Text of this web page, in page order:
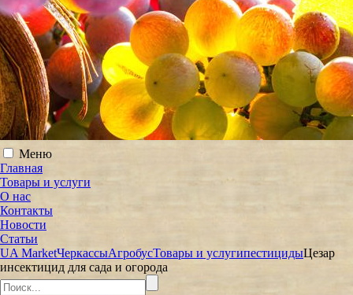
Меню
Главная
Товары и услуги
О нас
Контакты
Новости
Статьи
UA MarketЧеркассыАгробусТовары и услугипестицидыЦезар
инсектицид для сада и огорода